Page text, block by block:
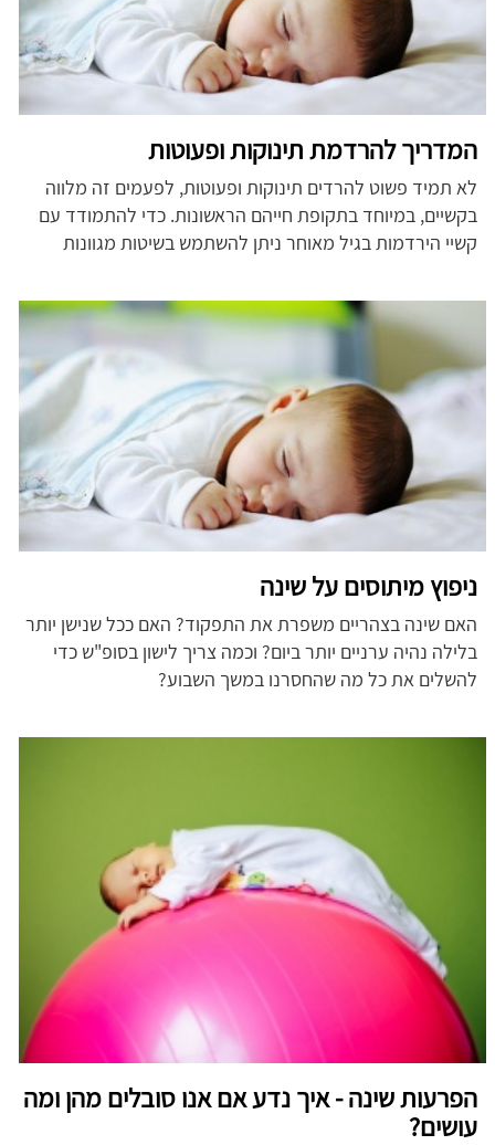
המדריך להרדמת תינוקות ופעוטות
לא תמיד פשוט להרדים תינוקות ופעוטות, לפעמים זה מלווה
בקשיים, במיוחד בתקופת חייהם הראשונות. כדי להתמודד עם
קשיי הירדמות בגיל מאוחר ניתן להשתמש בשיטות מגוונות
ניפוץ מיתוסים על שינה
האם שינה בצהריים משפרת את התפקוד? האם ככל שנישן יותר
בלילה נהיה ערניים יותר ביום? וכמה צריך לישון בסופ"ש כדי
להשלים את כל מה שהחסרנו במשך השבוע?
הפרעות שינה - איך נדע אם אנו סובלים מהן ומה
עושים?